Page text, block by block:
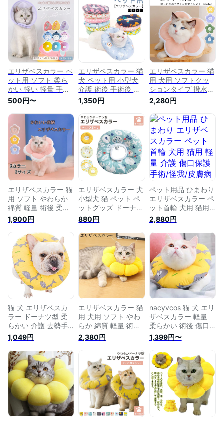
エリザベスカラー ペ
ット用 ソフト 柔ら
かい 軽い 軽量 手術
後ケア 術後 カーラ
ー 傷口保護 傷舐め
防止 引っ掻き防止
介護 術後ウェア 犬
猫 z-203
500円〜
エリザベスカラー 猫
犬 ペット用 小型犬
介護 術後 手術後 猫
用 犬用 ソフト 柔ら
かい クッション 枕
綿入り ドーナツ型
傷舐め防止 引っ掻き
防止 傷口保護 怪我
皮膚病 炎症 対策 ヘ
ルスケア 軽量 軽い
装着 簡単 ワンちゃ
ん ネコちゃん
1,350円
エリザベスカラー 猫
用 犬用 ソフトクッ
ションタイプ 撥水
エリカラ 皮膚保護
傷舐め 防止 引っか
き防止 術後用 花形
ふかふか 柔らかい
引っ掻き防止 避妊手
術 去勢手術 怪我 術
後の傷口保護猫 ペッ
ト用 ソフト 軽い 軽
量 手術後ケア 術後
カーラー 傷口保護
傷舐め防止
2,280円
エリザベスカラー 猫
用 ソフト やわらか
綿質 軽量 術後 柔ら
かい 花柄 ヘルスケ
ア 保護襟 防水 傷舐
め防止 噛む防止 皮
膚病 避妊 術後ウェ
ア 快適 調整可能 傷
口保護 傷舐め防止
引っ掻き防止 介護
ピンク パープル 紫
イエロー
k2020d3d3d3
1,900円
エリザベスカラー 犬
小型犬 猫 ペット ペ
ットグッズ ドーナツ
ソフト 軽量 クッシ
ョン 枕 2タイプ 首
調節 ループストッパ
ー 首輪 介護 術後 手
術後 ケア用品 避妊
去勢 傷口保護 怪我
皮膚病 炎症 傷舐め
防止 足舐め 引っ掻
き防止 噛みつき防止
ヘルスケア 綿入り
ネッカー
880円
ペット用品 ひまわり
エリザベスカラー ペ
ット首輪 犬用 猫用
軽量 介護 傷口保護
手術/怪我/皮膚病介
護用品 引っ掻き防止
エリザベスカラー 傷
舐め防止 去勢手術
ひまわり型 調節可能
通気性 手術後のケア
に
2,880円
猫 犬 エリザベスカ
ラー ドーナツ型 柔
らかい 介護 去勢手
術 避妊の傷口保護
皮膚病 傷舐め防止
引っ掻き防止 ペット
用品 調節可能 両面
タイプ (L, イエロー)
1,049円
エリザベスカラー 猫
用 犬用 ソフト やわ
らか 綿質 軽量 術後
柔らかい ヘルスケア
保護襟 傷舐め防止
噛む防止 術後ウェア
快適 調整可能 傷口
保護 傷舐め防止 引
っ掻き防止 介護 花
びら 送料無料
2,380円
nacyvcos 猫 犬 エリ
ザベスカラー 軽量
柔らかい 術後 傷口
保護 介護 去勢手術
避妊 術後ウェア 皮
膚病 かわいい 調節
可能 猫用 小型犬用
傷舐め防止 噛み防止
1,399円〜